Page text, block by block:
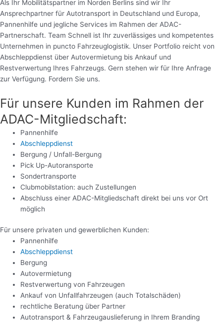
Als Ihr Mobilitätspartner im Norden Berlins sind wir Ihr
Ansprechpartner für Autotransport in Deutschland und Europa,
Pannenhilfe und jegliche Services im Rahmen der ADAC-
Partnerschaft. Team Schnell ist Ihr zuverlässiges und kompetentes
Unternehmen in puncto Fahrzeuglogistik. Unser Portfolio reicht von
Abschleppdienst über Autovermietung bis Ankauf und
Restverwertung Ihres Fahrzeugs. Gern stehen wir für Ihre Anfrage
zur Verfügung. Fordern Sie uns.
Für unsere Kunden im Rahmen der
ADAC-Mitgliedschaft:
Pannenhilfe
Abschleppdienst
Bergung / Unfall-Bergung
Pick Up-Autoransporte
Sondertransporte
Clubmobilstation: auch Zustellungen
Abschluss einer ADAC-Mitgliedschaft direkt bei uns vor Ort
möglich
Für unsere privaten und gewerblichen Kunden:
Pannenhilfe
Abschleppdienst
Bergung
Autovermietung
Restverwertung von Fahrzeugen
Ankauf von Unfallfahrzeugen (auch Totalschäden)
rechtliche Beratung über Partner
Autotransport & Fahrzeugauslieferung in Ihrem Branding